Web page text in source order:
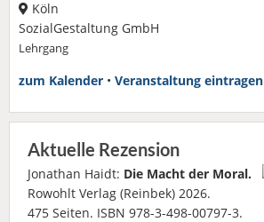
Köln
SozialGestaltung GmbH
Lehrgang
zum Kalender • Veranstaltung eintragen
Aktuelle Rezension
Jonathan Haidt: Die Macht der Moral.
Rowohlt Verlag (Reinbek) 2026.
475 Seiten. ISBN 978-3-498-00797-3.